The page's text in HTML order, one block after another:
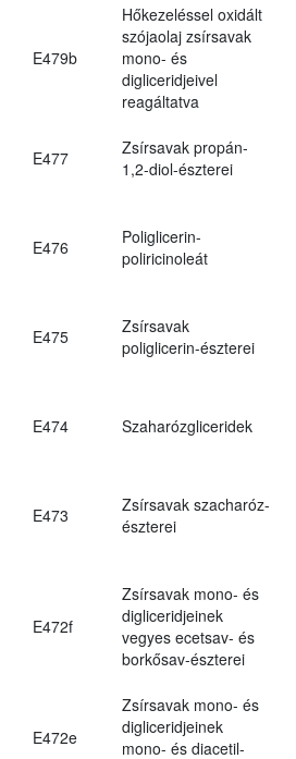
E479b
Hőkezeléssel oxidált
szójaolaj zsírsavak
mono- és
digliceridjeivel
reagáltatva
E477
Zsírsavak propán-
1,2-diol-észterei
E476
Poliglicerin-
poliricinoleát
E475
Zsírsavak
poliglicerin-észterei
E474 Szaharózgliceridek
E473
Zsírsavak szacharóz-
észterei
E472f
Zsírsavak mono- és
digliceridjeinek
vegyes ecetsav- és
borkősav-észterei
E472e
Zsírsavak mono- és
digliceridjeinek
mono- és diacetil-